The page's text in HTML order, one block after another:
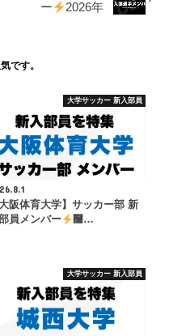
ー
2026年
です。
大学サッカー 新入部員
大阪体育大学】サッカー部 新
員メンバー
࿠…
大学サッカー 新入部員